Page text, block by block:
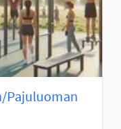
Pajuluoman